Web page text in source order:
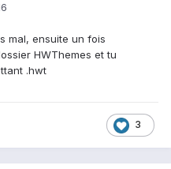
mal, ensuite un fois
HWThemes et tu
.hwt
3